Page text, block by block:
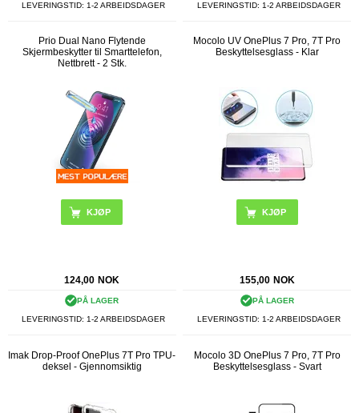
LEVERINGSTID: 1-2 ARBEIDSDAGER LEVERINGSTID: 1-2 ARBEIDSDAGER
Prio Dual Nano Flytende
Skjermbeskytter til Smarttelefon,
Nettbrett - 2 Stk.
124,00 NOK
PÅ LAGER
LEVERINGSTID: 1-2 ARBEIDSDAGER
Mocolo UV OnePlus 7 Pro, 7T Pro
Beskyttelsesglass - Klar
155,00 NOK
PÅ LAGER
LEVERINGSTID: 1-2 ARBEIDSDAGER
Imak Drop-Proof OnePlus 7T Pro TPU-
deksel - Gjennomsiktig
Mocolo 3D OnePlus 7 Pro, 7T Pro
Beskyttelsesglass - Svart